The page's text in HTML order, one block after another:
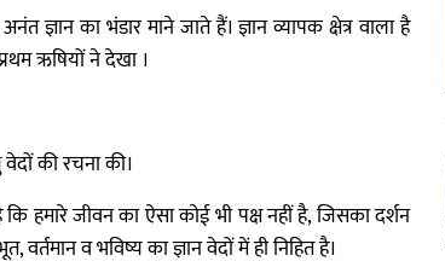
का भंडार माने जाते हैं। ज्ञान व्यापक क्षेत्र वाला है
ऋषियों ने देखा ।
की रचना की।
हमारे जीवन का ऐसा कोई भी पक्ष नहीं है, जिसका दर्शन
वर्तमान व भविष्य का ज्ञान वेदों में ही निहित है।